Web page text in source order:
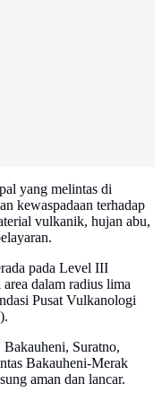
yang melintas di
kewaspadaan terhadap
vulkanik, hujan abu,
pada Level III
dalam radius lima
Pusat Vulkanologi
Suratno,
Bakauheni-Merak
aman dan lancar.